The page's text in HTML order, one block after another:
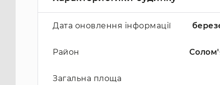
Дата оновлення інформації
Район
Загальна площа